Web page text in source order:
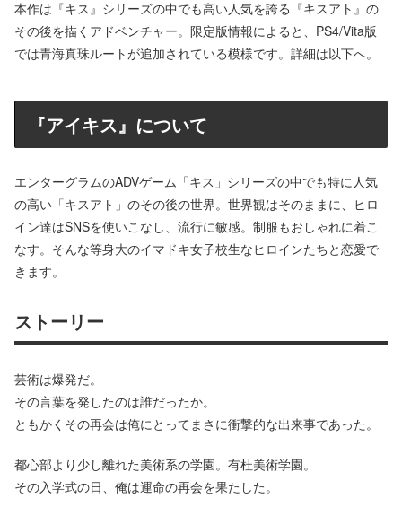
本作は『キス』シリーズの中でも高い人気を誇る『キスアト』の
その後を描くアドベンチャー。限定版情報によると、PS4/Vita版
では青海真珠ルートが追加されている模様です。詳細は以下へ。
『アイキス』について
エンターグラムのADVゲーム「キス」シリーズの中でも特に人気
の高い「キスアト」のその後の世界。世界観はそのままに、ヒロ
イン達はSNSを使いこなし、流行に敏感。制服もおしゃれに着こ
なす。そんな等身大のイマドキ女子校生なヒロインたちと恋愛で
きます。
ストーリー
芸術は爆発だ。
その言葉を発したのは誰だったか。
ともかくその再会は俺にとってまさに衝撃的な出来事であった。
都心部より少し離れた美術系の学園。有杜美術学園。
その入学式の日、俺は運命の再会を果たした。